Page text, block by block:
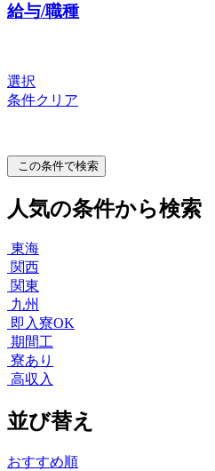
給与/職種
選択
条件クリア
この条件で検索
人気の条件から検索
東海
関西
関東
九州
即入寮OK
期間工
寮あり
高収入
並び替え
おすすめ順